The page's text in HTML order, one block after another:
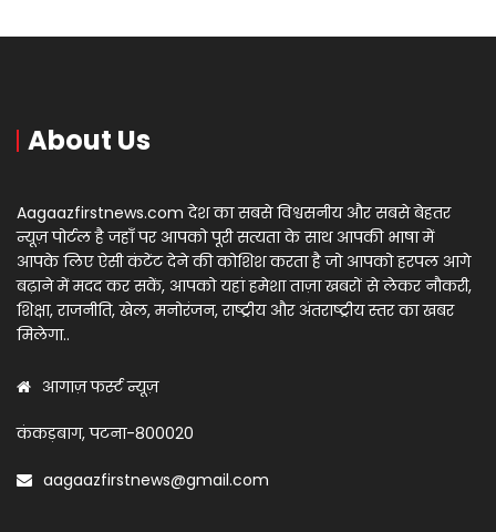
About Us
Aagaazfirstnews.com देश का सबसे विश्वसनीय और सबसे बेहतर
न्यूज़ पोर्टल है जहाँ पर आपको पूरी सत्यता के साथ आपकी भाषा में
आपके लिए ऐसी कंटेंट देने की कोशिश करता है जो आपको हरपल आगे
बढ़ाने में मदद कर सकें, आपको यहां हमेशा ताज़ा खबरों से लेकर नौकरी,
शिक्षा, राजनीति, खेल, मनोरंजन, राष्ट्रीय और अंतराष्ट्रीय स्तर का खबर
मिलेगा..
आगाज़ फर्स्ट न्यूज़
कंकड़बाग, पटना-800020
aagaazfirstnews@gmail.com